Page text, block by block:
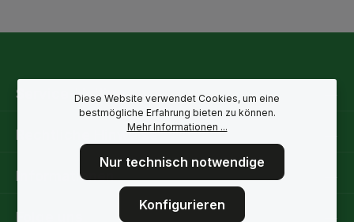
Service-Hotline
Rechtliche Hinweise
Informationen
Folge uns
Diese Website verwendet Cookies, um eine
bestmögliche Erfahrung bieten zu können.
Mehr Informationen ...
Nur technisch notwendige
Konfigurieren